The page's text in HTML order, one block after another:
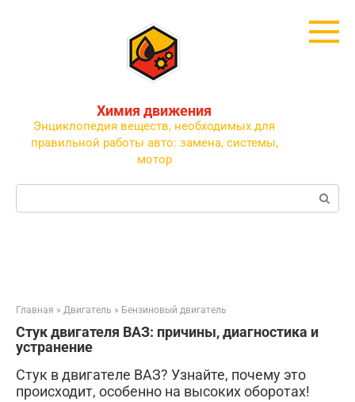
Химия движения
Энциклопедия веществ, необходимых для
правильной работы авто: замена, системы,
мотор
Поиск:
Главная » Двигатель » Бензиновый двигатель
Стук двигателя ВАЗ: причины, диагностика и
устранение
Стук в двигателе ВАЗ? Узнайте, почему это
происходит, особенно на высоких оборотах!